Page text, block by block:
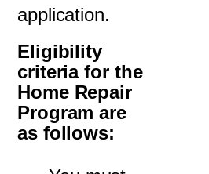
application.
Eligibility
criteria for the
Home Repair
Program are
as follows: